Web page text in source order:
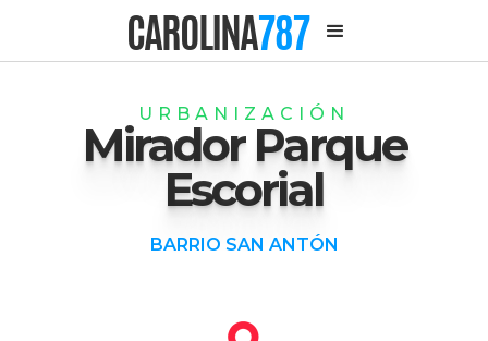
CAROLINA787
URBANIZACIÓN
Mirador Parque
Escorial
BARRIO SAN ANTÓN